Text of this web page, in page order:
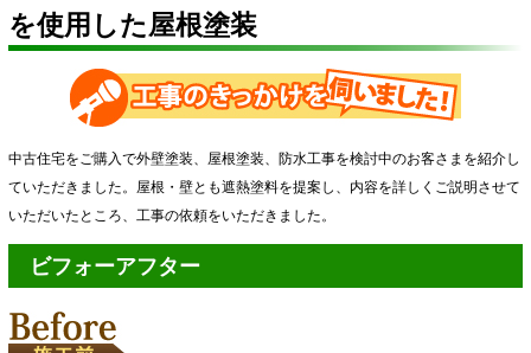
を使用した屋根塗装
中古住宅をご購入で外壁塗装、屋根塗装、防水工事を検討中のお客さまを紹介し
ていただきました。屋根・壁とも遮熱塗料を提案し、内容を詳しくご説明させて
いただいたところ、工事の依頼をいただきました。
ビフォーアフター